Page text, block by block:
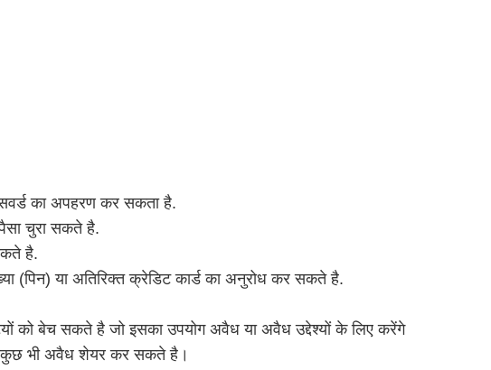
का अपहरण कर सकता है.
चुरा सकते है.
है.
(पिन) या अतिरिक्त क्रेडिट कार्ड का अनुरोध कर सकते है.
को बेच सकते है जो इसका उपयोग अवैध या अवैध उद्देश्यों के लिए करेंगे
भी अवैध शेयर कर सकते है।